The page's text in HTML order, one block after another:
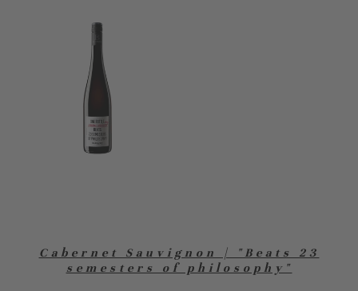
Cabernet Sauvignon | "Beats 23
semesters of philosophy"